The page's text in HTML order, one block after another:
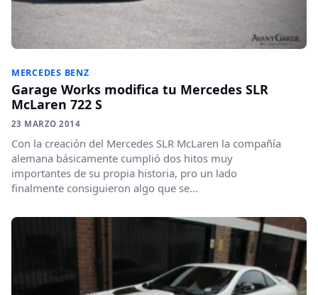
MERCEDES BENZ
Garage Works modifica tu Mercedes SLR
McLaren 722 S
23 MARZO 2014
Con la creación del Mercedes SLR McLaren la compañía
alemana básicamente cumplió dos hitos muy
importantes de su propia historia, pro un lado
finalmente consiguieron algo que se...